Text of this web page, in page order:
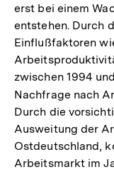
erst bei einem
entstehen. Durch
Einflußfaktoren
zwischen 1994
Nachfrage nach
Durch die
Ausweitung der
Ostdeutschland,
Arbeitsmarkt im